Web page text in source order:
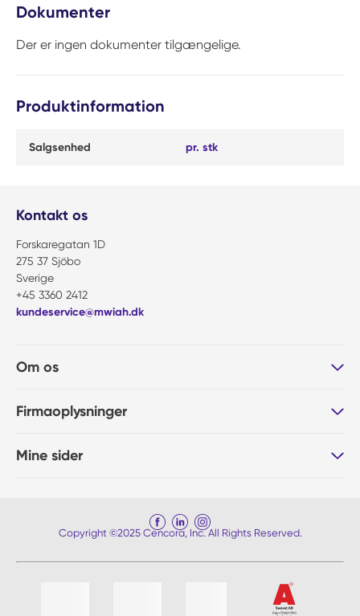
Dokumenter
Der er ingen dokumenter tilgængelige.
Produktinformation
Salgsenhed pr. stk
Kontakt os
Forskaregatan 1D
275 37 Sjöbo
Sverige
+45 3360 2412
kundeservice@mwiah.dk
Om os
Firmaoplysninger
Mine sider
Copyright ©2025 Cencora, Inc. All Rights Reserved.